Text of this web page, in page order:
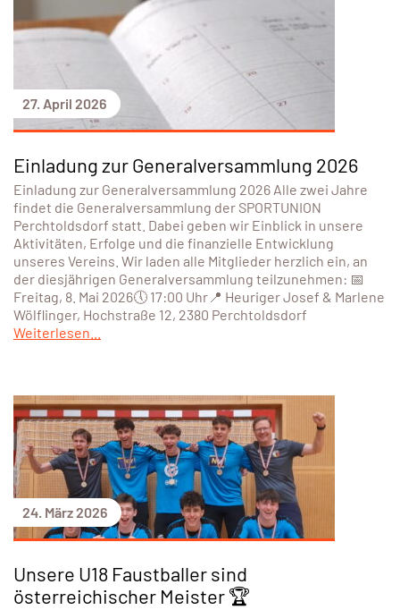
27. April 2026
Einladung zur Generalversammlung 2026
Einladung zur Generalversammlung 2026 Alle zwei Jahre
findet die Generalversammlung der SPORTUNION
Perchtoldsdorf statt. Dabei geben wir Einblick in unsere
Aktivitäten, Erfolge und die finanzielle Entwicklung
unseres Vereins. Wir laden alle Mitglieder herzlich ein, an
der diesjährigen Generalversammlung teilzunehmen: 📅
Freitag, 8. Mai 2026🕔 17:00 Uhr📍 Heuriger Josef & Marlene
Wölflinger, Hochstraße 12, 2380 Perchtoldsdorf
Weiterlesen...
24. März 2026
Unsere U18 Faustballer sind
österreichischer Meister 🏆